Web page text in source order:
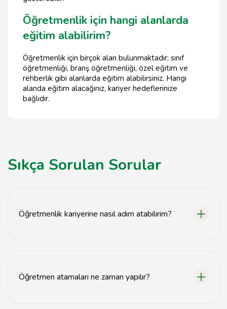
Öğretmenlik için hangi alanlarda
eğitim alabilirim?
Öğretmenlik için birçok alan bulunmaktadır; sınıf
öğretmenliği, branş öğretmenliği, özel eğitim ve
rehberlik gibi alanlarda eğitim alabilirsiniz. Hangi
alanda eğitim alacağınız, kariyer hedeflerinize
bağlıdır.
Sıkça Sorulan Sorular
Öğretmenlik kariyerine nasıl adım atabilirim?
Öğretmen atamaları ne zaman yapılır?